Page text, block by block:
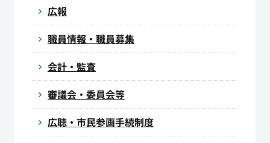
広報
職員情報・職員募集
会計・監査
審議会・委員会等
広聴・市民参画手続制度